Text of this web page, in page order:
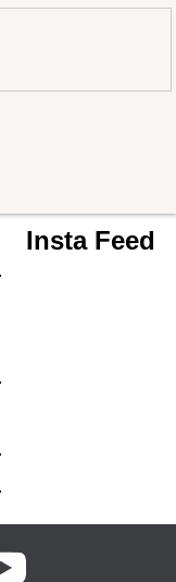
Insta Feed